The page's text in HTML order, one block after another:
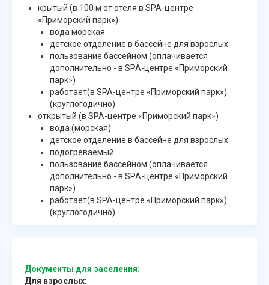
крытый (в 100 м от отеля в SPA-центре
«Приморский парк»)
вода морская
детское отделение в бассейне для взрослых
пользование бассейном (оплачивается
дополнительно - в SPA-центре «Приморский
парк»)
работает(в SPA-центре «Приморский парк»)
(круглогодично)
открытый (в SPA-центре «Приморский парк»)
вода (морская)
детское отделение в бассейне для взрослых
подогреваемый
пользование бассейном (оплачивается
дополнительно - в SPA-центре «Приморский
парк»)
работает(в SPA-центре «Приморский парк»)
(круглогодично)
Документы для заселения:
Для взрослых: